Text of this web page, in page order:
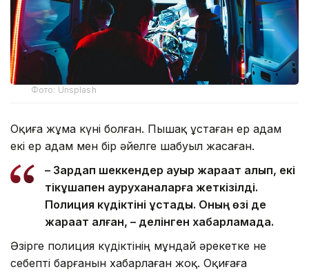
Фото: Unsplash
Оқиға жұма күні болған. Пышақ ұстаған ер адам
екі ер адам мен бір әйелге шабуыл жасаған.
– Зардап шеккендер ауыр жарақат алып, екі
тікұшақпен ауруханаларға жеткізілді.
Полиция күдіктіні ұстады. Оның өзі де
жарақат алған, – делінген хабарламада.
Әзірге полиция күдіктінің мұндай әрекетке не
себепті барғанын хабарлаған жоқ. Оқиғаға